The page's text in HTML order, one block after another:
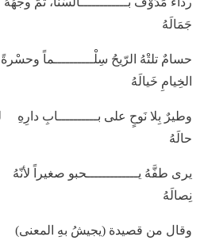
جَمَالَهُ
حسامٌ تلتْهُ الرّيحُ سِلْــــــــــماً
الخِيامِ خَيالَهُ
وطيرٌ بِلا نَوحٍ على بــــــــــابِ دارِهِ
حالَهُ
يرى طفَّهُ يـــــــــــــحبو صغيراً
نِصالَهُ
وقال من قصيدة (يجيشُ بهِ المعنى)